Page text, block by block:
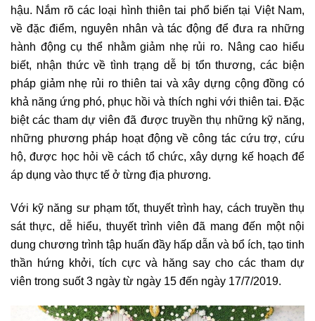
hậu. Nắm rõ các loại hình thiên tai phổ biến tại Việt Nam,
về đặc điểm, nguyên nhân và tác động để đưa ra những
hành động cụ thể nhằm giảm nhẹ rủi ro. Nâng cao hiểu
biết, nhận thức về tình trạng dễ bị tổn thương, các biện
pháp giảm nhẹ rủi ro thiên tai và xây dựng cộng đồng có
khả năng ứng phó, phục hồi và thích nghi với thiên tai. Đặc
biệt các tham dự viên đã được truyền thụ những kỹ năng,
những phương pháp hoạt động về công tác cứu trợ, cứu
hộ, được học hỏi về cách tổ chức, xây dựng kế hoạch để
áp dụng vào thực tế ở từng địa phương.
Với kỹ năng sư phạm tốt, thuyết trình hay, cách truyền thụ
sát thực, dễ hiểu, thuyết trình viên đã mang đến một nội
dung chương trình tập huấn đầy hấp dẫn và bổ ích, tạo tinh
thần hứng khởi, tích cực và hăng say cho các tham dự
viên trong suốt 3 ngày từ ngày 15 đến ngày 17/7/2019.